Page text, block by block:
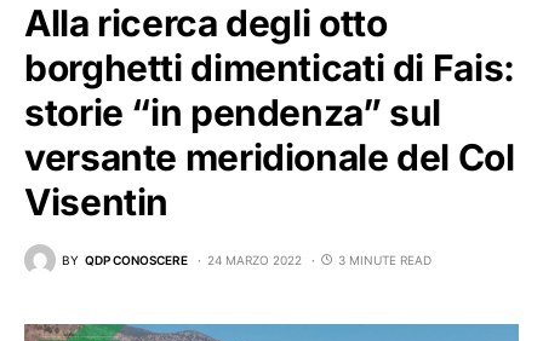
Alla ricerca degli otto
borghetti dimenticati di Fais:
storie “in pendenza” sul
versante meridionale del Col
Visentin
BY QDP CONOSCERE 24 MARZO 2022 3 MINUTE READ